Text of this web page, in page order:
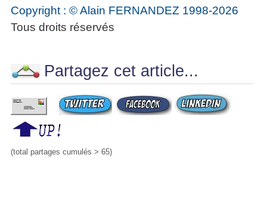
Copyright : © Alain FERNANDEZ 1998-2026
Tous droits réservés
Partagez cet article...
(total partages cumulés > 65)